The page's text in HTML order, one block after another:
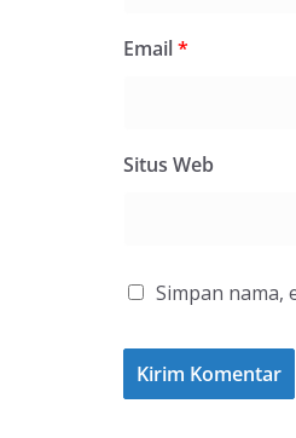
Email*
Situs Web
Simpan nama,